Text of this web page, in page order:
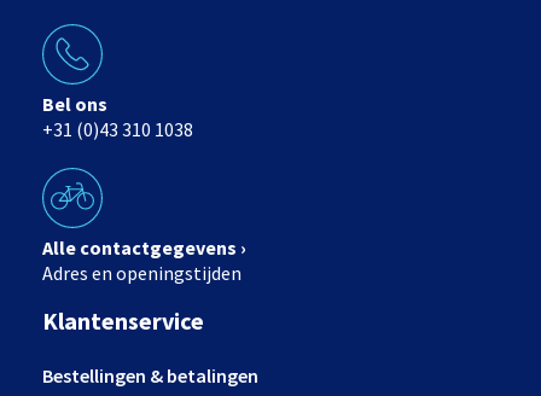
Bel ons
+31 (0)43 310 1038
Alle contactgegevens ›
Adres en openingstijden
Klantenservice
Bestellingen & betalingen